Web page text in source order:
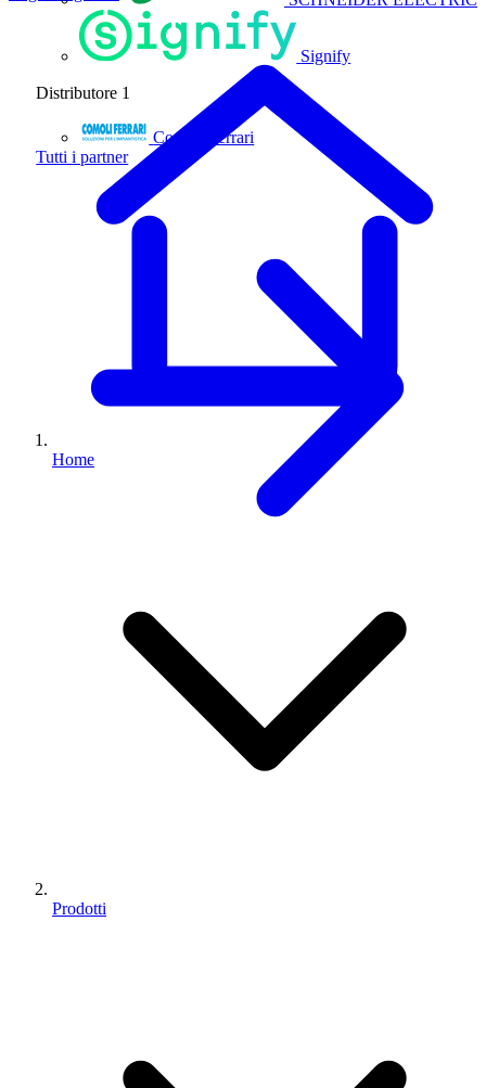
Signify
Distributore 1
Comoli Ferrari
Tutti i partner
Home
Prodotti